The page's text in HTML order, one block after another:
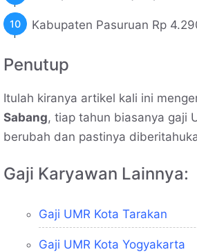
Kabupaten Pasuruan Rp
Penutup
Itulah kiranya artikel kali ini
Sabang, tiap tahun biasanya gaji
berubah dan pastinya
Gaji Karyawan Lainnya:
Gaji UMR Kota Tarakan
Gaji UMR Kota Yogyakarta